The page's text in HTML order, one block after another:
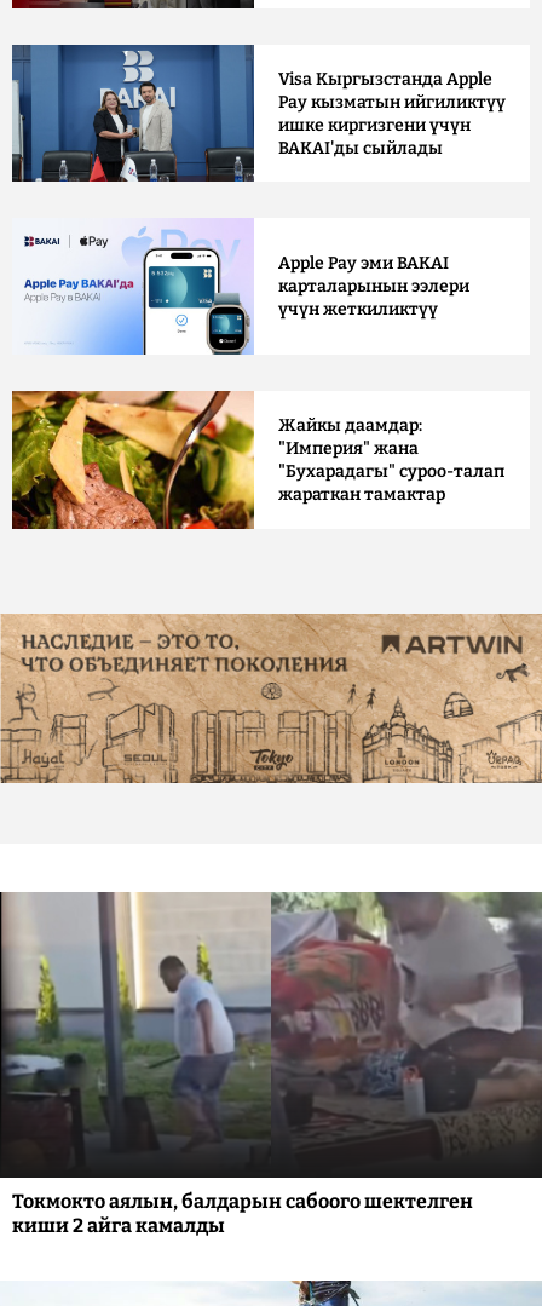
Visa Кыргызстанда Apple
Pay кызматын ийгиликтүү
ишке киргизгени үчүн
BAKAI'ды сыйлады
Apple Pay эми BAKAI
карталарынын ээлери
үчүн жеткиликтүү
Жайкы даамдар:
"Империя" жана
"Бухарадагы" суроо-талап
жараткан тамактар
Токмокто аялын, балдарын сабоого шектелген
киши 2 айга камалды